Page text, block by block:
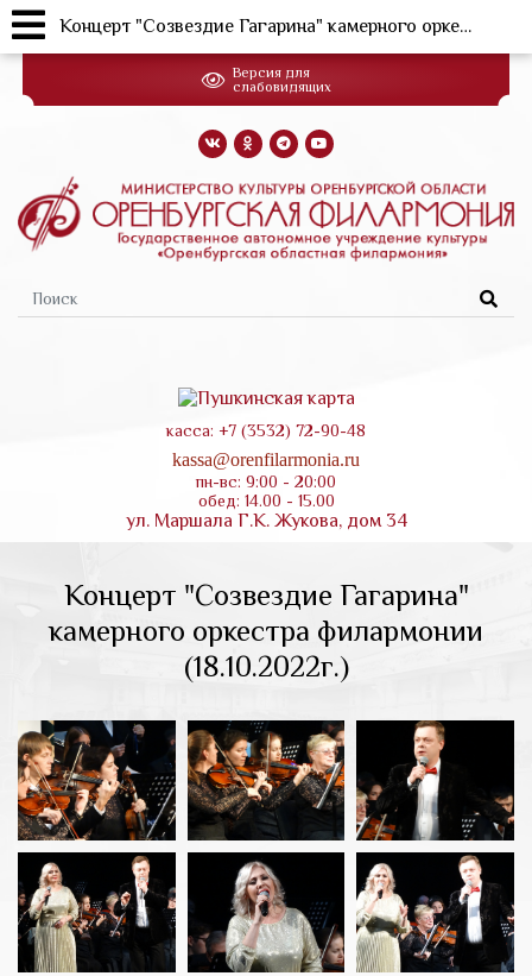
Перейти
основному
Форма
поиска
касса: +7 (3532) 72-90-48
kassa@orenfilarmonia.ru
пн-вс: 9:00 - 20:00
обед: 14.00 - 15.00
ул. Маршала Г.К. Жукова, дом 34
Версия для
слабовидящих
Концерт "Созвездие Гагарина"
камерного оркестра филармонии
(18.10.2022г.)
Концерт "Созвездие Гагарина" камерного оркестра филармонии (18.10.2022г.)